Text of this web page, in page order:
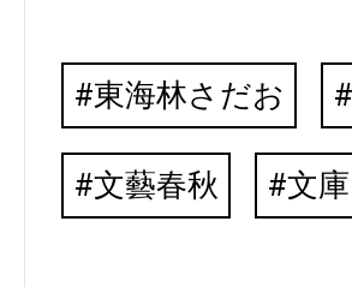
東海林さだお
文藝春秋 文庫